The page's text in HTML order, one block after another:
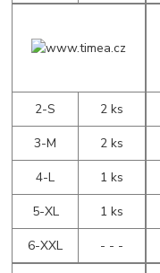
2-S
2 ks
3-M
2 ks
4-L
1 ks
5-XL
1 ks
6-XXL
- - -